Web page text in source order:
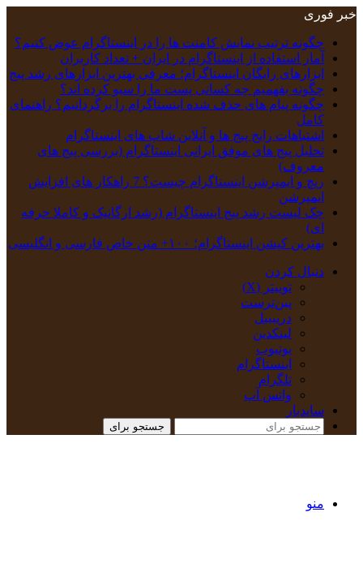
خبر فوری
چگونه ترتیب نمایش کامنت‌ ها را در اینستاگرام عوض کنیم؟
آمار استفاده از اینستاگرام در ایران + تعداد کاربران
ابزارهای رایگان اینستاگرام؛ معرفی بهترین ابزارهای رشد پیج
چگونه بفهمیم چه کسانی پست ما را سیو کرده اند؟
چگونه پیام‌ های حذف‌ شده اینستاگرام را برگردانیم؟ راهنمای
کامل
اشتباهات رایج پیج ها و آنلاین شاپ های اینستاگرام
تحلیل پیج‌ های موفق ایرانی اینستاگرام (بررسی پیج های
معروف)
ریچ و ایمپرشن اینستاگرام چیست؟ 7 راهکار های افزایش
ایمپرشن
چک‌ لیست رشد پیج اینستاگرام (رشد ارگانیک و کاملا حرفه
ای)
بهترین کپشن‌ اینستاگرام؛ ۱۰۰+ متن خاص فارسی و انگلیسی
دنبال کردن
توییتر (X)
‫پین‌ترست
دریبببل
لینکدین
یوتیوب
اینستاگرام
تلگرام
واتس آپ
سایدبار
جستجو برای
منو